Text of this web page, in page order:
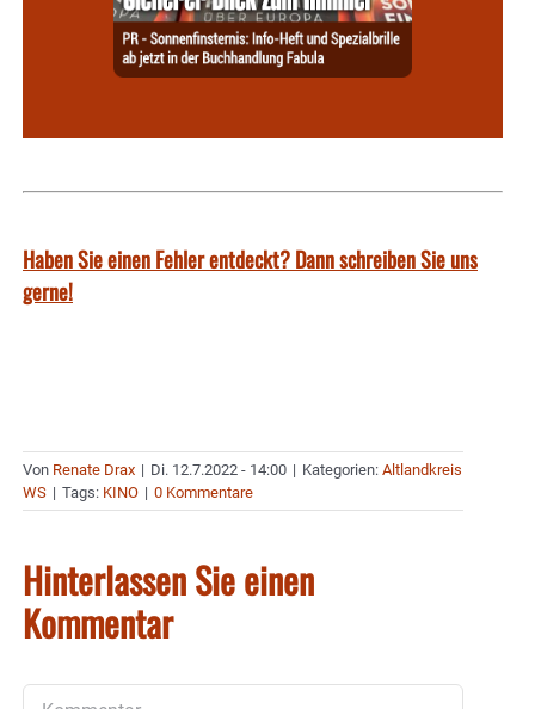
Haben Sie einen Fehler entdeckt? Dann schreiben Sie uns
gerne!
Von Renate Drax | Di. 12.7.2022 - 14:00 | Kategorien: Altlandkreis
WS | Tags: KINO | 0 Kommentare
Hinterlassen Sie einen
Kommentar